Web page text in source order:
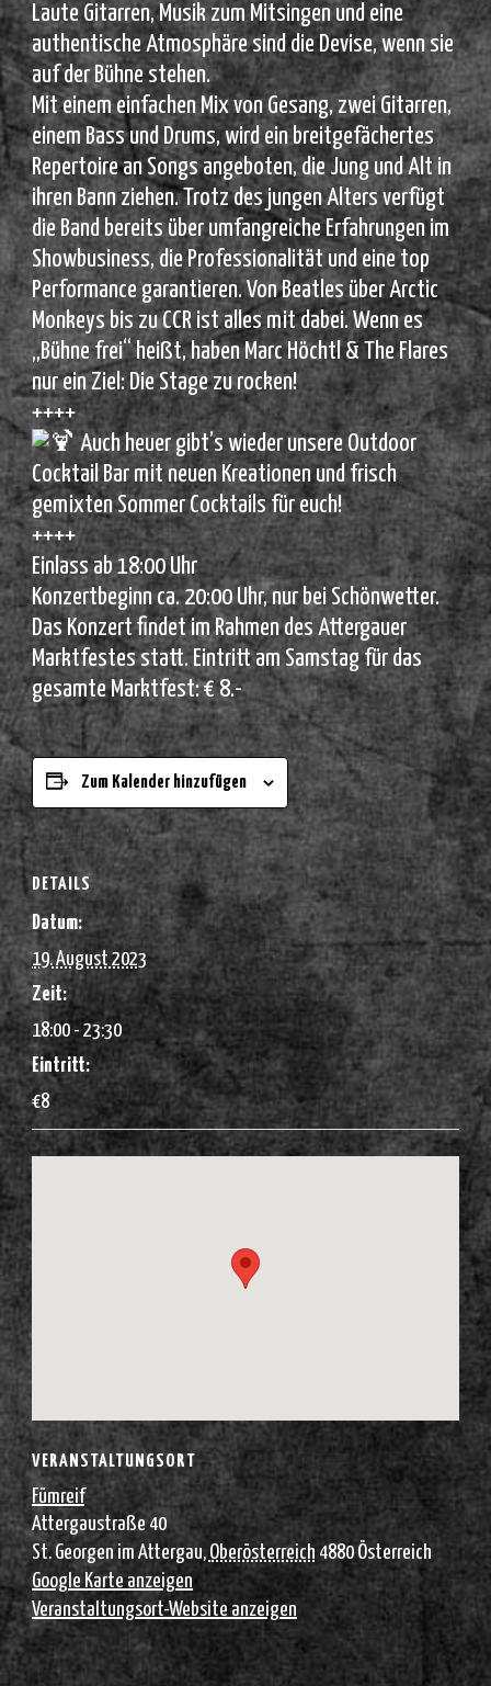
Laute Gitarren, Musik zum Mitsingen und eine
authentische Atmosphäre sind die Devise, wenn sie
auf der Bühne stehen.
Mit einem einfachen Mix von Gesang, zwei Gitarren,
einem Bass und Drums, wird ein breitgefächertes
Repertoire an Songs angeboten, die Jung und Alt in
ihren Bann ziehen. Trotz des jungen Alters verfügt
die Band bereits über umfangreiche Erfahrungen im
Showbusiness, die Professionalität und eine top
Performance garantieren. Von Beatles über Arctic
Monkeys bis zu CCR ist alles mit dabei. Wenn es
„Bühne frei“ heißt, haben Marc Höchtl & The Flares
nur ein Ziel: Die Stage zu rocken!
++++
Auch heuer gibt’s wieder unsere Outdoor
Cocktail Bar mit neuen Kreationen und frisch
gemixten Sommer Cocktails für euch!
++++
Einlass ab 18:00 Uhr
Konzertbeginn ca. 20:00 Uhr, nur bei Schönwetter.
Das Konzert findet im Rahmen des Attergauer
Marktfestes statt. Eintritt am Samstag für das
gesamte Marktfest: € 8.-
Zum Kalender hinzufügen
DETAILS
Datum:
19. August 2023
Zeit:
18:00 - 23:30
Eintritt:
€8
VERANSTALTUNGSORT
Fümreif
Attergaustraße 40
St. Georgen im Attergau, Oberösterreich 4880Österreich
Google Karte anzeigen
Veranstaltungsort-Website anzeigen